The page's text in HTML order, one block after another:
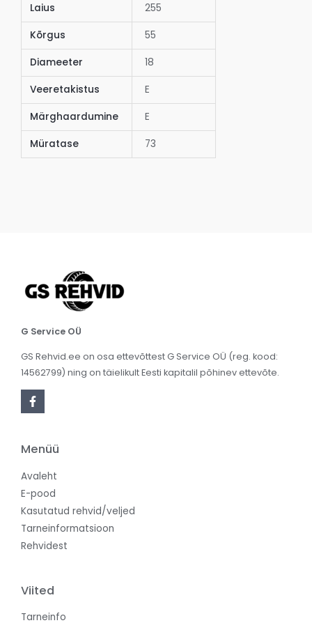
Laius 255
Kõrgus 55
Diameeter 18
Veeretakistus E
Märghaardumine E
Müratase 73
G Service OÜ
GS Rehvid.ee on osa ettevõttest G Service OÜ (reg. kood:
14562799) ning on täielikult Eesti kapitalil põhinev ettevõte.
Menüü
Avaleht
E-pood
Kasutatud rehvid/veljed
Tarneinformatsioon
Rehvidest
Viited
Tarneinfo